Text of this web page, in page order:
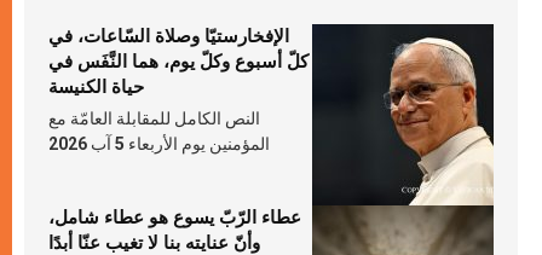
الإفخارستيّا وصلاة السّاعات، في
كلّ أسبوع وكلّ يوم، هما النَّفَس في
حياة الكنيسة
النص الكامل للمقابلة العامّة مع
المؤمنين يوم الأربعاء 5 آب 2026
عطاء الرّبّ يسوع هو عطاء شامل،
وأنّ عنايته بنا لا تغيب عنّا أبدًا